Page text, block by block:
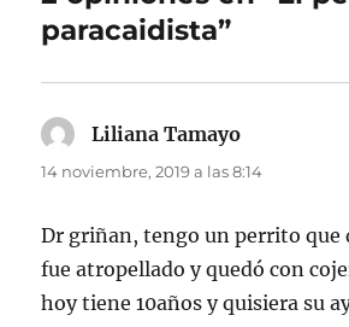
paracaidista”
Liliana Tamayo
14 noviembre, 2019 a las 8:14
Dr griñan, tengo un perrito que
fue atropellado y quedó con
hoy tiene 10años y quisiera su